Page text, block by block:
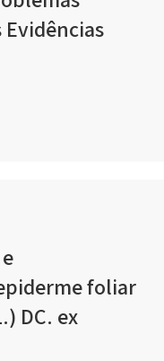
Evidências
foliar
DC. ex